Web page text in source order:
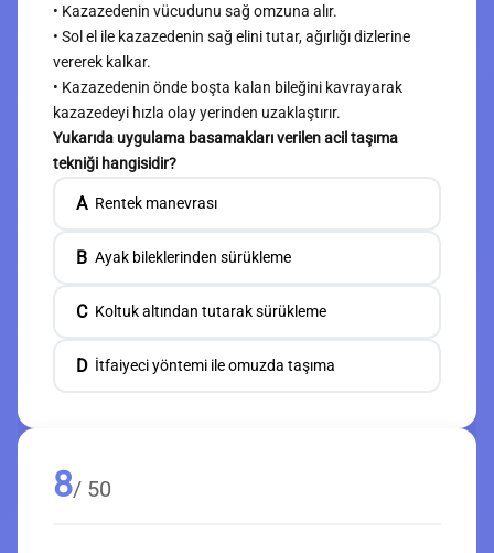
• Kazazedenin vücudunu sağ omzuna alır.
• Sol el ile kazazedenin sağ elini tutar, ağırlığı dizlerine
vererek kalkar.
• Kazazedenin önde boşta kalan bileğini kavrayarak
kazazedeyi hızla olay yerinden uzaklaştırır.
Yukarıda uygulama basamakları verilen acil taşıma
tekniği hangisidir?
A Rentek manevrası
B Ayak bileklerinden sürükleme
C Koltuk altından tutarak sürükleme
D İtfaiyeci yöntemi ile omuzda taşıma
8/ 50